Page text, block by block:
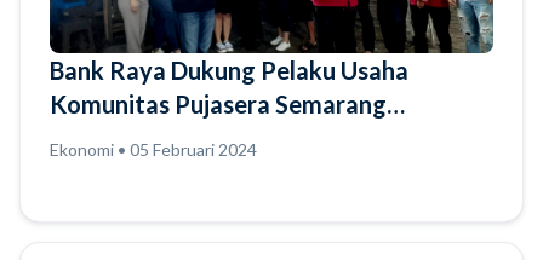
Bank Raya Dukung Pelaku Usaha
Komunitas Pujasera Semarang
Tingkatkan Penjualan Usaha
Ekonomi • 05 Februari 2024